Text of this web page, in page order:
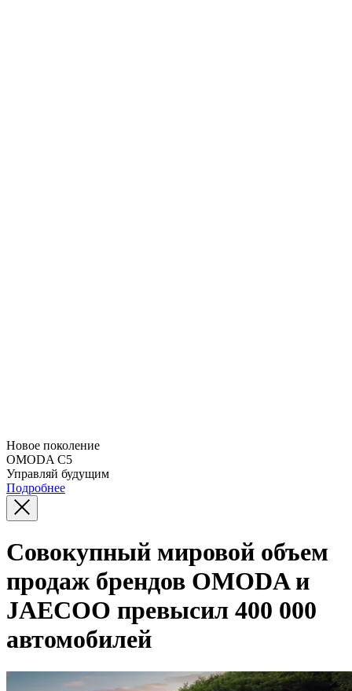
Новое поколение
OMODA C5
Управляй будущим
Подробнее
Совокупный мировой объем
продаж брендов OMODA и
JAECOO превысил 400 000
автомобилей